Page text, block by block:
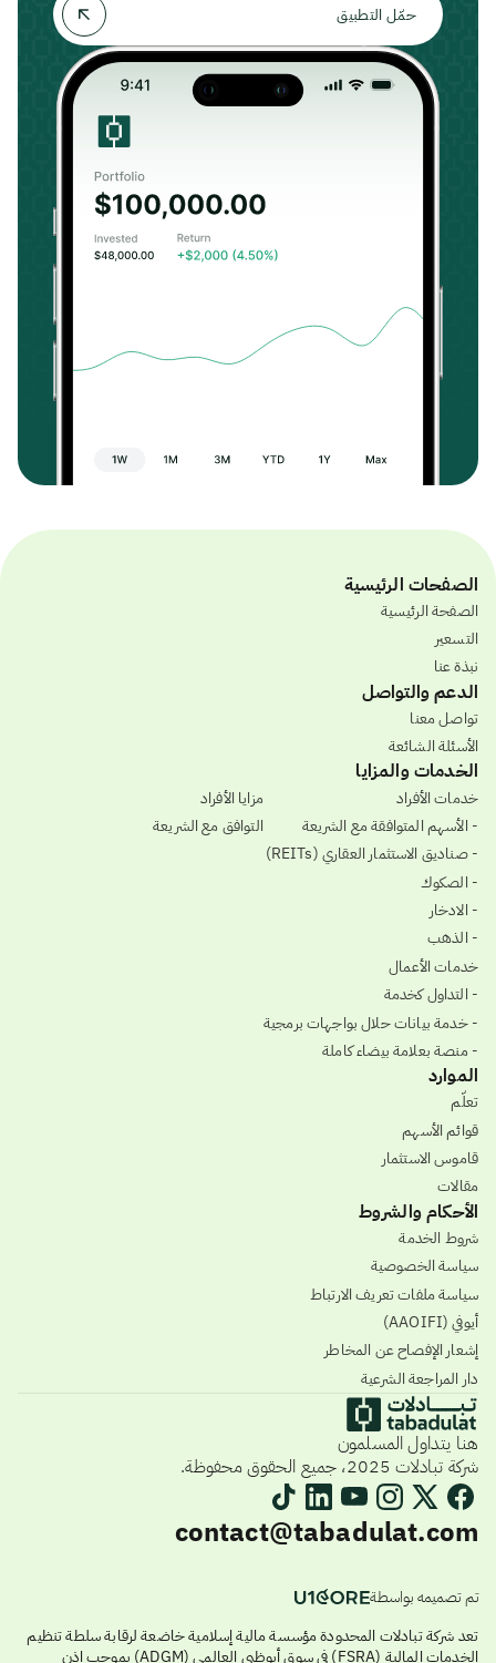
حمّل التطبيق
الصفحات الرئيسية
الصفحة الرئيسية
التسعير
نبذة عنا
الدعم والتواصل
تواصل معنا
الأسئلة الشائعة
الخدمات والمزايا
خدمات الأفراد
- الأسهم المتوافقة مع الشريعة
- صناديق الاستثمار العقاري (REITs)
- الصكوك
- الادخار
- الذهب
خدمات الأعمال
- التداول كخدمة
- خدمة بيانات حلال بواجهات برمجية
- منصة بعلامة بيضاء كاملة
مزايا الأفراد
التوافق مع الشريعة
الموارد
تعلّم
قوائم الأسهم
قاموس الاستثمار
مقالات
الأحكام والشروط
شروط الخدمة
سياسة الخصوصية
سياسة ملفات تعريف الارتباط
أيوفي (AAOIFI)
إشعار الإفصاح عن المخاطر
دار المراجعة الشرعية
هنا يتداول المسلمون
شركة تبادلات 2025، جميع الحقوق محفوظة.
contact@tabadulat.com
تم تصميمه بواسطة
تعد شركة تبادلات المحدودة مؤسسة مالية إسلامية خاضعة لرقابة سلطة تنظيم
الخدمات المالية (FSRA) في سوق أبوظبي العالمي (ADGM) بموجب إذن